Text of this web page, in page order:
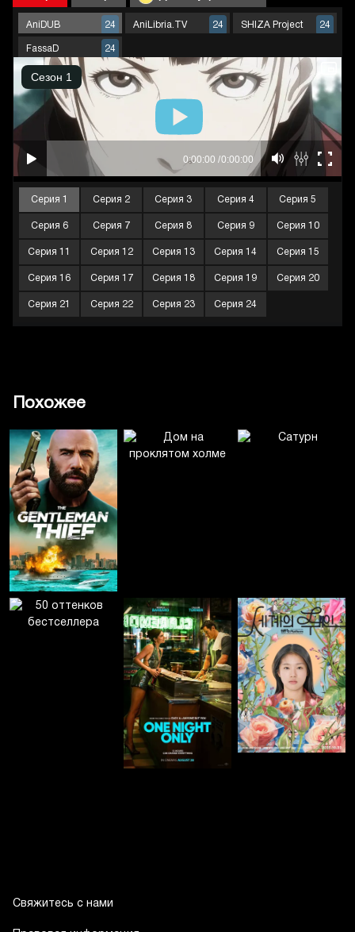
AniDUB 24 AniLibria.TV 24 SHIZA Project 24
FassaD 24
Серия 1 Серия 2 Серия 3 Серия 4 Серия 5
Серия 6 Серия 7 Серия 8 Серия 9 Серия 10
Серия 11 Серия 12 Серия 13 Серия 14 Серия 15
Серия 16 Серия 17 Серия 18 Серия 19 Серия 20
Серия 21 Серия 22 Серия 23 Серия 24
Похожее
Свяжитесь с нами